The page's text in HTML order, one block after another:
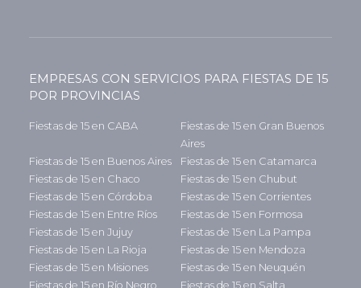
EMPRESAS CON SERVICIOS PARA FIESTAS DE 15
POR PROVINCIAS
Fiestas de 15 en CABA
Fiestas de 15 en Gran Buenos
Aires
Fiestas de 15 en Buenos Aires
Fiestas de 15 en Catamarca
Fiestas de 15 en Chaco
Fiestas de 15 en Chubut
Fiestas de 15 en Córdoba
Fiestas de 15 en Corrientes
Fiestas de 15 en Entre Ríos
Fiestas de 15 en Formosa
Fiestas de 15 en Jujuy
Fiestas de 15 en La Pampa
Fiestas de 15 en La Rioja
Fiestas de 15 en Mendoza
Fiestas de 15 en Misiones
Fiestas de 15 en Neuquén
Fiestas de 15 en Río Negro
Fiestas de 15 en Salta